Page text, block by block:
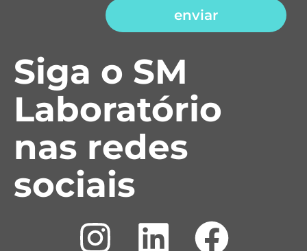
enviar
Siga o SM
Laboratório
nas redes
sociais